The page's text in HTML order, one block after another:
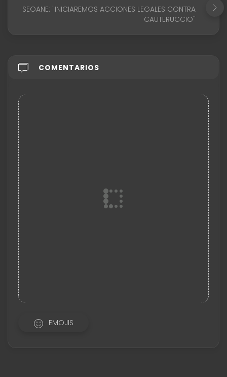
SEOANE: "INICIAREMOS ACCIONES LEGALES CONTRA
CAUTERUCCIO"
COMENTARIOS
EMOJIS